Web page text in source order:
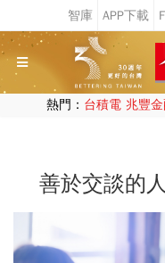
熱門： 台積電 兆豐
善於交談的